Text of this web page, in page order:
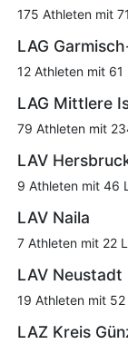
175 Athleten mit
LAG
12 Athleten mit
LAG Mittlere
79 Athleten mit
LAV
9 Athleten mit 46
LAV Naila
7 Athleten mit 22
LAV Neustadt
19 Athleten mit
LAZ Kreis